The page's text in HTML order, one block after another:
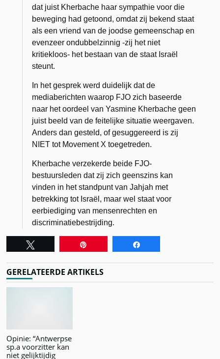
dat juist Kherbache haar sympathie voor die
beweging had getoond, omdat zij bekend staat
als een vriend van de joodse gemeenschap en
evenzeer ondubbelzinnig -zij het niet
kritiekloos- het bestaan van de staat Israël
steunt.
In het gesprek werd duidelijk dat de
mediaberichten waarop FJO zich baseerde
naar het oordeel van Yasmine Kherbache geen
juist beeld van de feitelijke situatie weergaven.
Anders dan gesteld, of gesuggereerd is zij
NIET tot Movement X toegetreden.
Kherbache verzekerde beide FJO-
bestuursleden dat zij zich geenszins kan
vinden in het standpunt van Jahjah met
betrekking tot Israël, maar wel staat voor
eerbiediging van mensenrechten en
discriminatiebestrijding.
GERELATEERDE ARTIKELS
Opinie: “Antwerpse
sp.a voorzitter kan
niet gelijktijdig